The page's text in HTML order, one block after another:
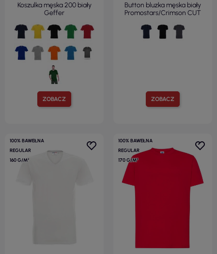
ZOBACZ
Koszulka męska 200 biały
Geffer
ZOBACZ
Button bluzka męska biały
Promostars/Crimson CUT
100% BAWEŁNA
REGULAR
160 G/M²
100% BAWEŁNA
REGULAR
170 G/M²